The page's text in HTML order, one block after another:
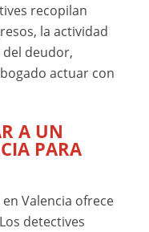
recopilan
la actividad
deudor,
actuar con
A UN
PARA
Valencia ofrece
detectives